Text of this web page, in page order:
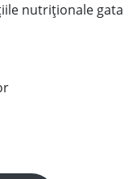
nutriționale gata